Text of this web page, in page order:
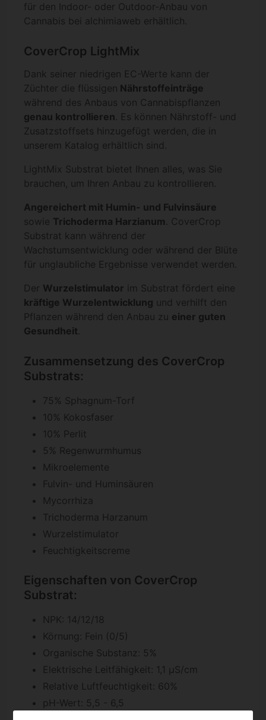
für den Indoor- oder Outdoor-Anbau von
Cannabis bei alchimiaweb erhältlich.
CoverCrop LightMix
Dank seiner niedrigen EC-Werte kann der
Züchter die flüssigen Nährstoffeinträge
während des Anbaus von Cannabispflanzen
genau kontrollieren. Es können Nährstoff- und
Zusatzstoffsets hinzugefügt werden, die in
unserem Katalog erhältlich sind.
LightMix Substrat bietet Ihnen alles, was Sie
brauchen, um Ihren Anbau zu kontrollieren.
Angereichert mit Humin- und Fulvinsäure
sowie Trichoderma Harzianum . CoverCrop
Substrat kann während der
Wachstumsentwicklung oder während der Blüte
für unglaubliche Ergebnisse verwendet werden.
Der Wurzelstimulator im Substrat fördert eine
kräftige Wurzelentwicklung und verhilft den
Pflanzen während den Anbau zu einer guten
Gesundheit.
Zusammensetzung des CoverCrop
Substrats:
75% Sphagnum-Torf
10% Kokosfaser
10% Perlit
5% Regenwurmhumus
Mikroelemente
Fulvin- und Huminsäuren
Mycorrhiza
Trichoderma Harzanum
Wurzelstimulator
Feuchtigkeitscreme
Eigenschaften von CoverCrop
Substrat:
NPK: 14/12/18
Körnung: Fein (0/5)
Organische Substanz: 5%
Elektrische Leitfähigkeit: 1,1 µS/cm
Relative Luftfeuchtigkeit: 60%
pH-Wert: 5,5 - 6,5